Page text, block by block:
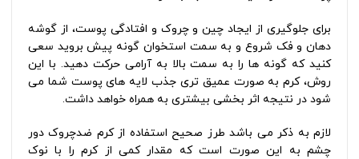
برای جلوگیری از ایجاد چین و چروک و افتادگی پوست، از گوشه
دهان و فک شروع و به سمت استخوان گونه پیش بروید سعی
كنيد كه گونه ها را به سمت بالا به آرامی حرکت دهید. با این
روش، کرم به صورت عمیق تری جذب لایه های پوست شما می
شود در نتیجه اثر بخشی بیشتری به همراه خواهد داشت.
لازم به ذکر می باشد طرز صحیح استفاده از کرم ضدچروک دور
چشم به این صورت است که مقدار کمی از کرم را با نوک